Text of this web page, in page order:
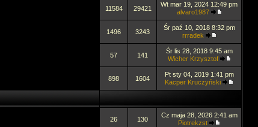
11584 29421
Wt mar 19, 2024 12:49 pm
alvaro1987
1496 3243
Śr paź 10, 2018 8:32 pm
rrradek
57 141
Śr lis 28, 2018 9:45 am
Wicher Krzysztof
898 1604
Pt sty 04, 2019 1:41 pm
Kacper Kruczyński
26 130
Cz maja 28, 2026 2:41 am
Piotrekzst